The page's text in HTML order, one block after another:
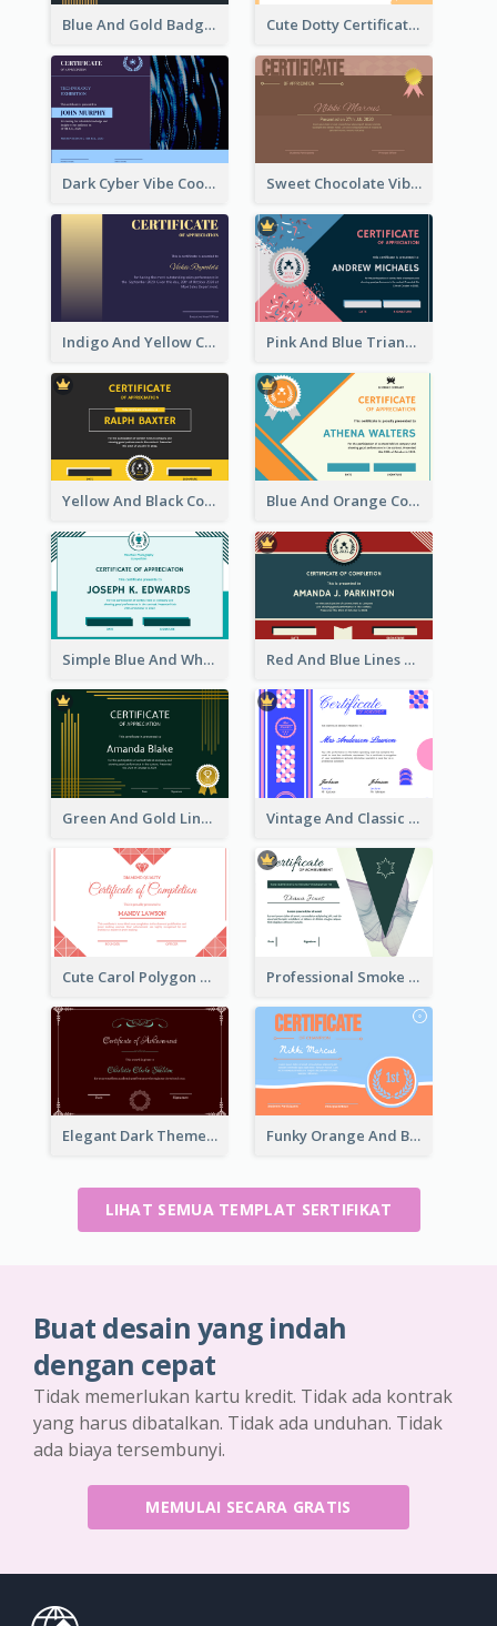
Blue And Gold Badge Appreciation Certificate Cute Dotty Certificate Design Template Idea
Dark Cyber Vibe Cool Certificate Design Sweet Chocolate Vibe With Gold Badge Simple Certificate Design
Indigo And Yellow Certificate Design of Recommendation Pink And Blue Triangles Confetti Celebration Certificate
Yellow And Black Contrast Simple Certificate Blue And Orange Company Triangles With Badge Certificate
Simple Blue And White Rectangle Certificate Red And Blue Lines And Badge Completion Certificate
Green And Gold Lines Pattern Certificate Vintage And Classic Vibrant Certificate Design Ideas
Cute Carol Polygon Certificate Design Template Professional Smoke Wave Certificate Design Template
Elegant Dark Theme Floral Border Certificate Design Funky Orange And Blue For Outstanding Performance
LIHAT SEMUA TEMPLAT SERTIFIKAT
Buat desain yang indah
dengan cepat
Tidak memerlukan kartu kredit. Tidak ada kontrak
yang harus dibatalkan. Tidak ada unduhan. Tidak
ada biaya tersembunyi.
MEMULAI SECARA GRATIS